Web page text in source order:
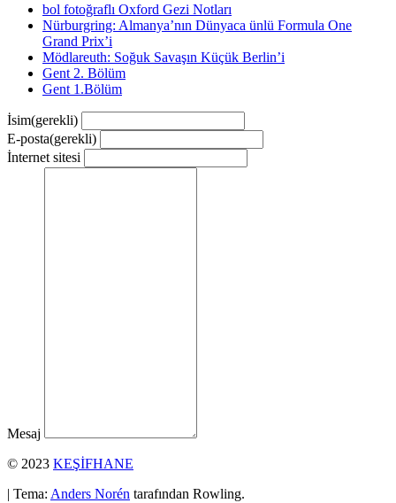
bol fotoğraflı Oxford Gezi Notları
Nürburgring: Almanya’nın Dünyaca ünlü Formula One
Grand Prix’i
Mödlareuth: Soğuk Savaşın Küçük Berlin’i
Gent 2. Bölüm
Gent 1.Bölüm
İsim(gerekli)
E-posta(gerekli)
İnternet sitesi
Mesaj
© 2023 KEŞİFHANE
| Tema: Anders Norén tarafından Rowling.